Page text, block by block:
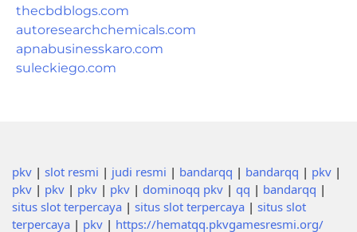
thecbdblogs.com
autoresearchchemicals.com
apnabusinesskaro.com
suleckiego.com
pkv | slot resmi | judi resmi | bandarqq | bandarqq | pkv |
pkv | pkv | pkv | pkv | dominoqq pkv | qq | bandarqq |
situs slot terpercaya | situs slot terpercaya | situs slot
terpercaya | pkv | https://hematqq.pkvgamesresmi.org/